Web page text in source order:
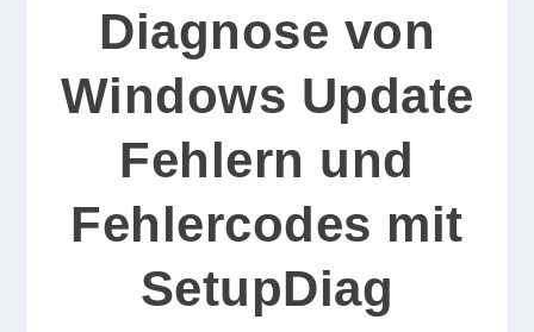
Diagnose von
Windows Update
Fehlern und
Fehlercodes mit
SetupDiag